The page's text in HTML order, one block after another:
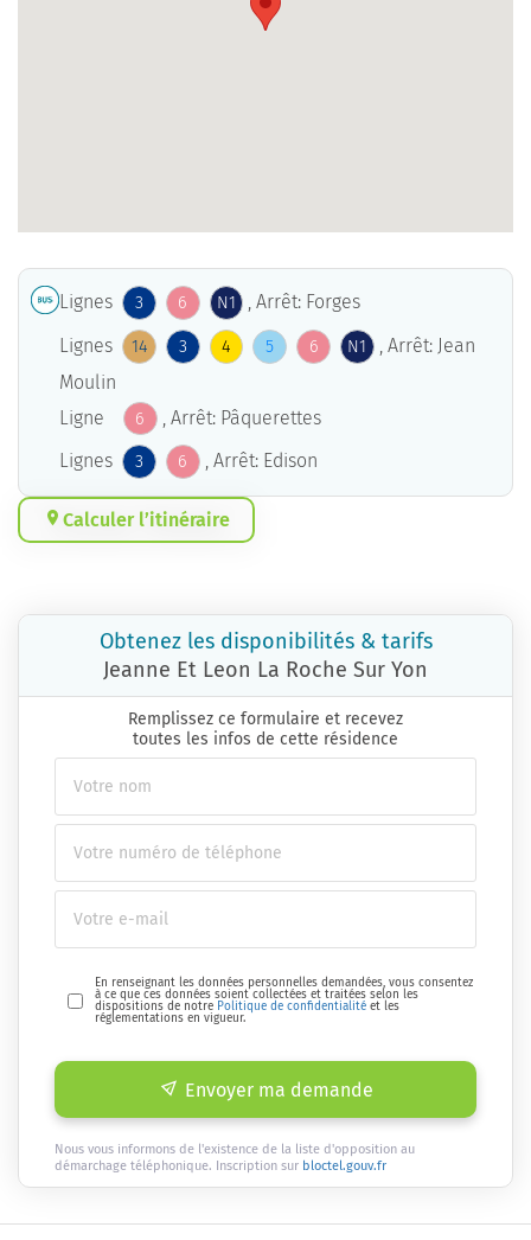
Lignes 3 6 N1
, Arrêt: Forges
Lignes
14 3 4 5 6 N1
, Arrêt: Jean
Moulin
Ligne
6
, Arrêt: Pâquerettes
Lignes
3 6 , Arrêt: Edison
Calculer l’itinéraire
Obtenez les disponibilités & tarifs
Jeanne Et Leon La Roche Sur Yon
Remplissez ce formulaire et recevez
toutes les infos de cette résidence
En renseignant les données personnelles demandées, vous consentez
à ce que ces données soient collectées et traitées selon les
dispositions de notre Politique de confidentialité et les
réglementations en vigueur.
Envoyer ma demande
Nous vous informons de l'existence de la liste d'opposition au
démarchage téléphonique. Inscription sur bloctel.gouv.fr